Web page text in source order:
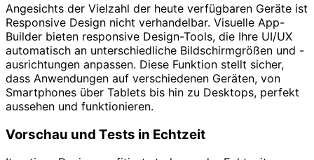
Angesichts der Vielzahl der heute verfügbaren Geräte ist
Responsive Design nicht verhandelbar. Visuelle App-
Builder bieten responsive Design-Tools, die Ihre UI/UX
automatisch an unterschiedliche Bildschirmgrößen und -
ausrichtungen anpassen. Diese Funktion stellt sicher,
dass Anwendungen auf verschiedenen Geräten, von
Smartphones über Tablets bis hin zu Desktops, perfekt
aussehen und funktionieren.
Vorschau und Tests in Echtzeit